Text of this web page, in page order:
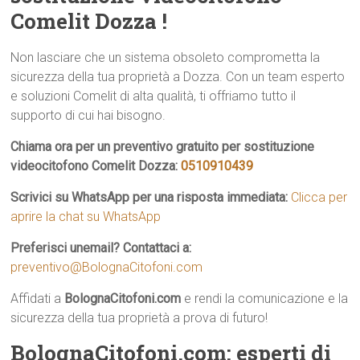
Comelit Dozza !
Non lasciare che un sistema obsoleto comprometta la
sicurezza della tua proprietà a Dozza. Con un team esperto
e soluzioni Comelit di alta qualità, ti offriamo tutto il
supporto di cui hai bisogno.
Chiama ora per un preventivo gratuito per sostituzione
videocitofono Comelit Dozza:0510910439
Scrivici su WhatsApp per una risposta immediata: Clicca per
aprire la chat su WhatsApp
Preferisci unemail? Contattaci a:
preventivo@BolognaCitofoni.com
Affidati a BolognaCitofoni.com e rendi la comunicazione e la
sicurezza della tua proprietà a prova di futuro!
BolognaCitofoni.com: esperti di